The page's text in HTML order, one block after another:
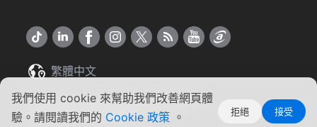
我們使用 cookie 來幫助我們改善網頁體
驗。請閱讀我們的 Cookie 政策 。 拒絕 接受
繁體中文
Copyright ©2026 ASUSTOR Inc.
使用條款 | 隱私權聲明